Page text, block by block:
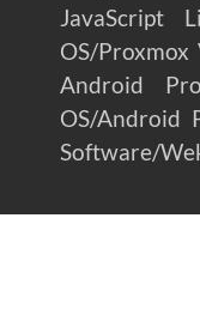
JavaScript
OS/Proxmox
Android
OS/Android
Software/